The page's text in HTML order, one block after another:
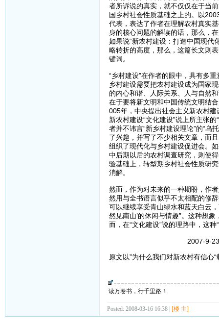
者所诉说的真实，就不仅仅在于当
国乡村社会性质基础之上的。以
代表，表达了作者在理解农村真实
身的核心问题的解读的话，那么，
如果说“新农村建设：打造中国现代
略转折的高度，那么，这篇长文则
键词。
“乡村建设”在作者的眼中，具有多
乡村建设需要把农村建设成为国家
的内心和谐、人际关系、人与自然
在于要将新文明和中国传统文明结
005年，中央提出社会主义新农村
新农村建设“文化建设”说上所主张
者并不讳言“新乡村建设理论”的“乌
了兴趣，并写了不少相关文章，而
组织了现代化与乡村建设促进会。
中后期以后的农村调查研究，则使
验基础上，转型期乡村社会性质研
消解。
然而，作为对未来的一种期盼，作
然用与全书语言似乎不太相配的修
可以继续享受青山绿水和蓝天白云
然见南山’的休闲与情趣”。这种想
而，在“文化建设”说的理路中，这种
2007-9-23
原文以”为什么我们对新农村有信心
读万卷书，行千里路！
Posted: 2008-03-16 16:38 | [楼 主]